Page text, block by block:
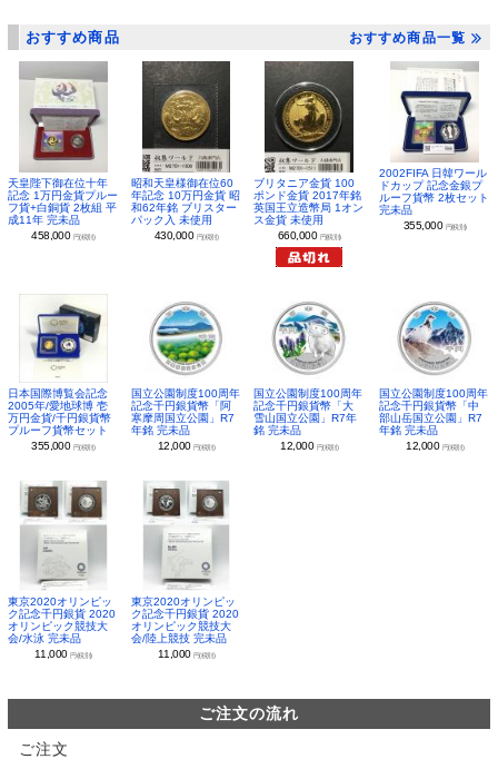
おすすめ商品 おすすめ商品一覧
天皇陛下御在位十年
記念 1万円金貨プルー
フ貨+白銅貨 2枚組 平
成11年 完未品
458,000 円(税別)
昭和天皇様御在位60
年記念 10万円金貨 昭
和62年銘 ブリスター
パック入 未使用
430,000 円(税別)
ブリタニア金貨 100
ポンド金貨 2017年銘
英国王立造幣局 1オン
ス金貨 未使用
660,000 円(税別)
2002FIFA 日韓ワール
ドカップ 記念金銀プ
ルーフ貨幣 2枚セット
完未品
355,000 円(税別)
日本国際博覧会記念
2005年/愛地球博 壱
万円金貨/千円銀貨幣
プルーフ貨幣セット
355,000 円(税別)
国立公園制度100周年
記念千円銀貨幣「阿
寒摩周国立公園」R7
年銘 完未品
12,000 円(税別)
国立公園制度100周年
記念千円銀貨幣「大
雪山国立公園」R7年
銘 完未品
12,000 円(税別)
国立公園制度100周年
記念千円銀貨幣「中
部山岳国立公園」R7
年銘 完未品
12,000 円(税別)
東京2020オリンピッ
ク記念千円銀貨 2020
オリンピック競技大
会/水泳 完未品
11,000円(税別)
東京2020オリンピッ
ク記念千円銀貨 2020
オリンピック競技大
会/陸上競技 完未品
11,000 円(税別)
ご注文の流れ
ご注文